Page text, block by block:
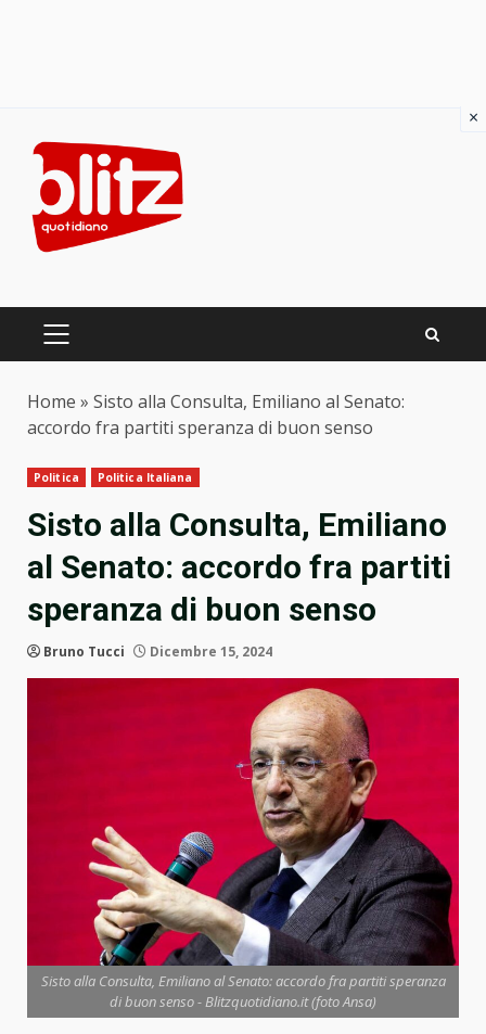
content
PRIMARY
Home » Sisto alla Consulta, Emiliano al Senato:
accordo fra partiti speranza di buon senso
Politica Politica Italiana
Sisto alla Consulta, Emiliano
al Senato: accordo fra partiti
speranza di buon senso
Bruno Tucci Dicembre 15, 2024
Sisto alla Consulta, Emiliano al Senato: accordo fra partiti speranza
di buon senso - Blitzquotidiano.it (foto Ansa)
×